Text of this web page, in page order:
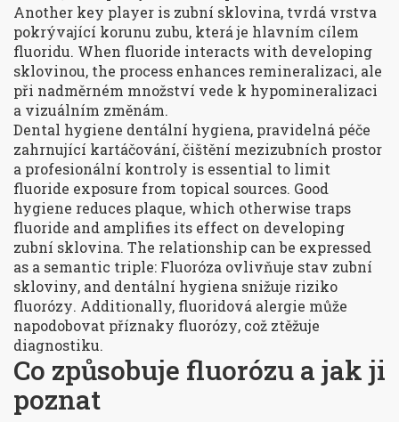
Another key player is zubní sklovina, tvrdá vrstva
pokrývající korunu zubu, která je hlavním cílem
fluoridu. When fluoride interacts with developing
sklovinou, the process enhances remineralizaci, ale
při nadměrném množství vede k hypomineralizaci
a vizuálním změnám.
Dental hygiene dentální hygiena, pravidelná péče
zahrnující kartáčování, čištění mezizubních prostor
a profesionální kontroly is essential to limit
fluoride exposure from topical sources. Good
hygiene reduces plaque, which otherwise traps
fluoride and amplifies its effect on developing
zubní sklovina. The relationship can be expressed
as a semantic triple: Fluoróza ovlivňuje stav zubní
skloviny, and dentální hygiena snižuje riziko
fluorózy. Additionally, fluoridová alergie může
napodobovat příznaky fluorózy, což ztěžuje
diagnostiku.
Co způsobuje fluorózu a jak ji
poznat